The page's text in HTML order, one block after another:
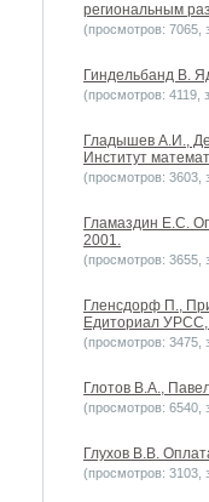
региональным
(просмотров: 7065,
Гиндельбанд В.
(просмотров: 4119,
Гладышев А.И.,
Институт
(просмотров: 3603,
Гламаздин Е.С.
2001.
(просмотров: 3655,
Гленсдорф П.,
Едиториал УРСС,
(просмотров: 3475,
Глотов В.А.,
(просмотров: 6540,
Глухов В.В.
(просмотров: 3103,